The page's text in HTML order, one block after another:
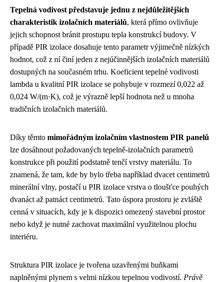
Tepelná vodivost představuje jednu z nejdůležitějších
charakteristik izolačních materiálů, která přímo ovlivňuje
jejich schopnost bránit prostupu tepla konstrukcí budovy. V
případě PIR izolace dosahuje tento parametr výjimečně nízkých
hodnot, což z ní činí jeden z nejúčinnějších izolačních materiálů
dostupných na současném trhu. Koeficient tepelné vodivosti
lambda u kvalitní PIR izolace se pohybuje v rozmezí 0,022 až
0,024 W/(m·K), což je výrazně lepší hodnota než u mnoha
tradičních izolačních materiálů.
Díky těmto mimořádným izolačním vlastnostem PIR panelů
lze dosáhnout požadovaných tepelně-izolačních parametrů
konstrukce při použití podstatně tenčí vrstvy materiálu. To
znamená, že tam, kde by bylo třeba například dvacet centimetrů
minerální vlny, postačí u PIR izolace vrstva o tloušťce pouhých
dvanáct až patnáct centimetrů. Tato úspora prostoru je zvláště
cenná v situacích, kdy je k dispozici omezený stavební prostor
nebo když je nutné zachovat maximální využitelnou plochu
interiéru.
Struktura PIR izolace je tvořena uzavřenými buňkami
naplněnými plynem s velmi nízkou tepelnou vodivostí. Právě